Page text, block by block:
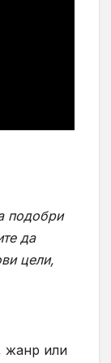
подобри
да
цели,
жанр или